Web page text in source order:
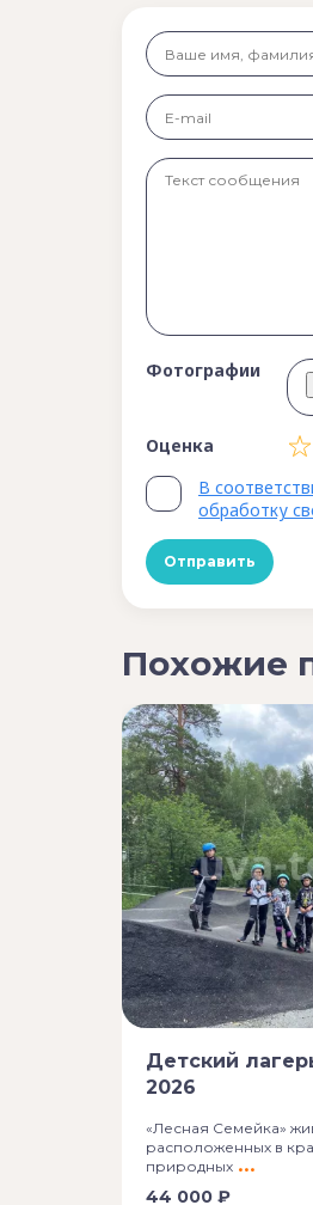
Фотографии
Оценка
В
обработку
Похожие
Детский
2026
«Лесная Семейка»
расположенных в
природных
44 000 ₽